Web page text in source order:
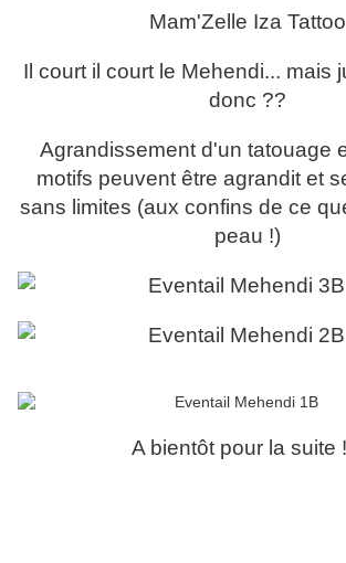
Mam'Zelle Iza Tattoo
Il court il court le Mehendi... mais
donc ??
Agrandissement d'un tatouage
motifs peuvent être agrandit et
sans limites (aux confins de ce
peau !)
A bientôt pour la suite